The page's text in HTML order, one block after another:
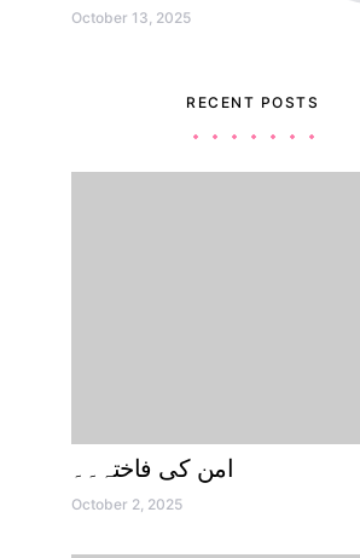
October 13, 2025
RECENT POSTS
امن کی فاختہ۔۔
October 2, 2025